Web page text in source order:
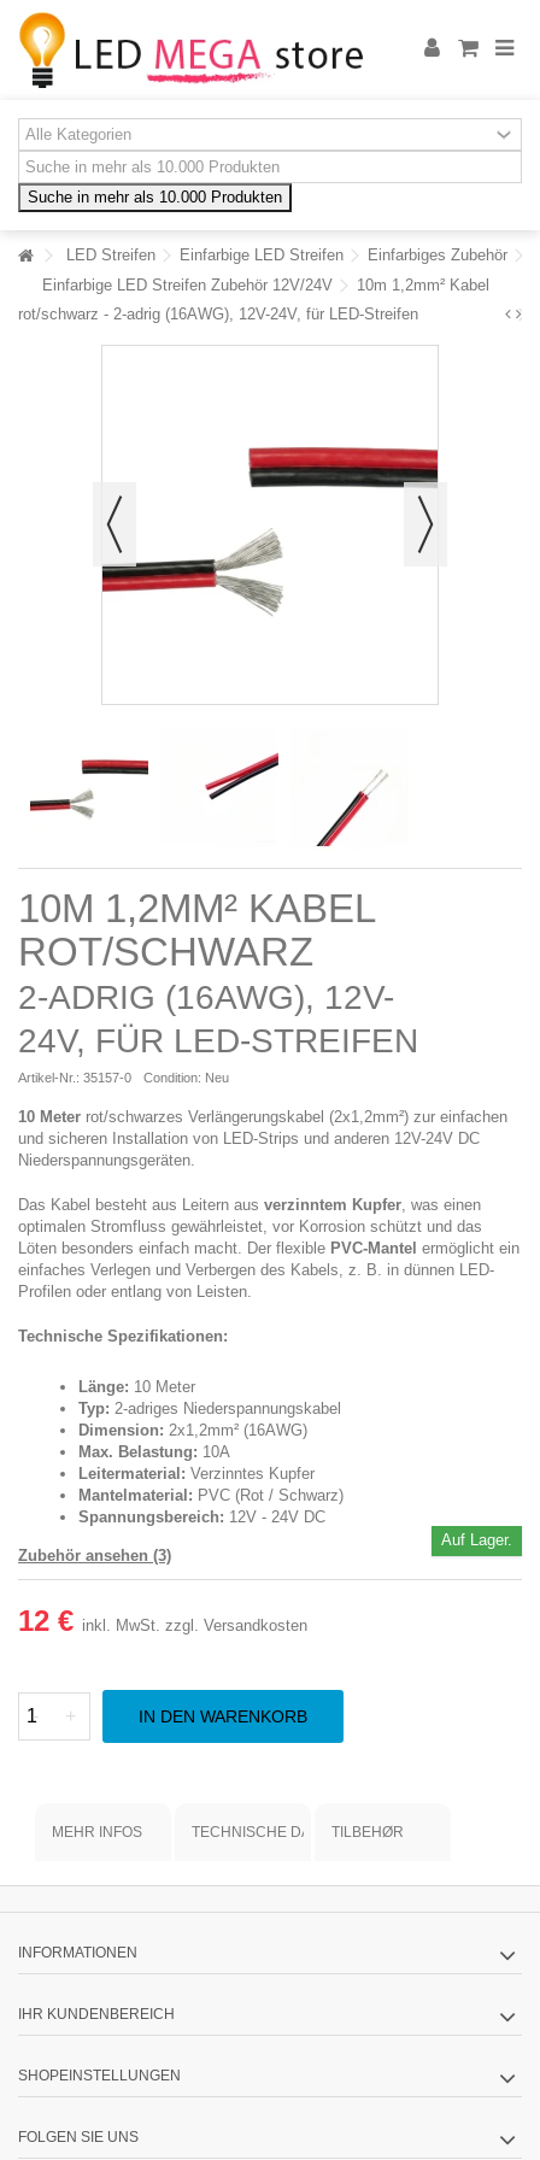
Suche in mehr als 10.000 Produkten
LED Streifen Einfarbige LED Streifen
Einfarbiges Zubehör
Einfarbige LED Streifen Zubehör 12V/24V
10m 1,2mm² Kabel
rot/schwarz - 2-adrig (16AWG), 12V-24V, für LED-Streifen
10M 1,2MM² KABEL
ROT/SCHWARZ
2-ADRIG (16AWG), 12V-
24V, FÜR LED-STREIFEN
Artikel-Nr.: 35157-0 Condition: Neu
10 Meter rot/schwarzes Verlängerungskabel (2x1,2mm²) zur einfachen
und sicheren Installation von LED-Strips und anderen 12V-24V DC
Niederspannungsgeräten.
Das Kabel besteht aus Leitern aus verzinntem Kupfer , was einen
optimalen Stromfluss gewährleistet, vor Korrosion schützt und das
Löten besonders einfach macht. Der flexible PVC-Mantel ermöglicht ein
einfaches Verlegen und Verbergen des Kabels, z. B. in dünnen LED-
Profilen oder entlang von Leisten.
Technische Spezifikationen:
Länge: 10 Meter
Typ: 2-adriges Niederspannungskabel
Dimension: 2x1,2mm² (16AWG)
Max. Belastung: 10A
Leitermaterial: Verzinntes Kupfer
Mantelmaterial: PVC (Rot / Schwarz)
Spannungsbereich: 12V - 24V DC
Zubehör ansehen (3)
Auf Lager.
12 € inkl. MwSt. zzgl. Versandkosten
- + IN DEN WARENKORB
MEHR INFOS TECHNISCHE DATENTILBEHØR
INFORMATIONEN
IHR KUNDENBEREICH
SHOPEINSTELLUNGEN
FOLGEN SIE UNS